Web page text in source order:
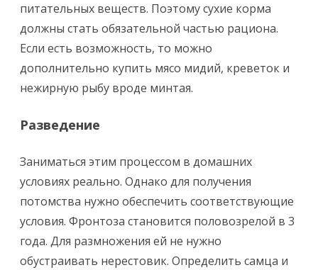
питательных веществ. Поэтому сухие корма
должны стать обязательной частью рациона.
Если есть возможность, то можно
дополнительно купить мясо мидий, креветок и
нежирную рыбу вроде минтая.
Разведение
Заниматься этим процессом в домашних
условиях реально. Однако для получения
потомства нужно обеспечить соответствующие
условия. Фронтоза становится половозрелой в 3
года. Для размножения ей не нужно
обустраивать нерестовик. Определить самца и